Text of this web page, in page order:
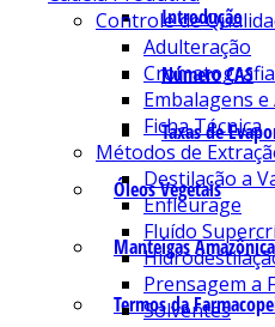
Introdução
Número CAS
Taxas de
Óleos Vegetais
Manteigas Amazônica
Termos da
Controle de
Adulteração
Cromatografia
Embalagens
Ficha Técnica
Métodos de
Destilação a
Enfleurage
Fluído
Prensagem a
Solventes